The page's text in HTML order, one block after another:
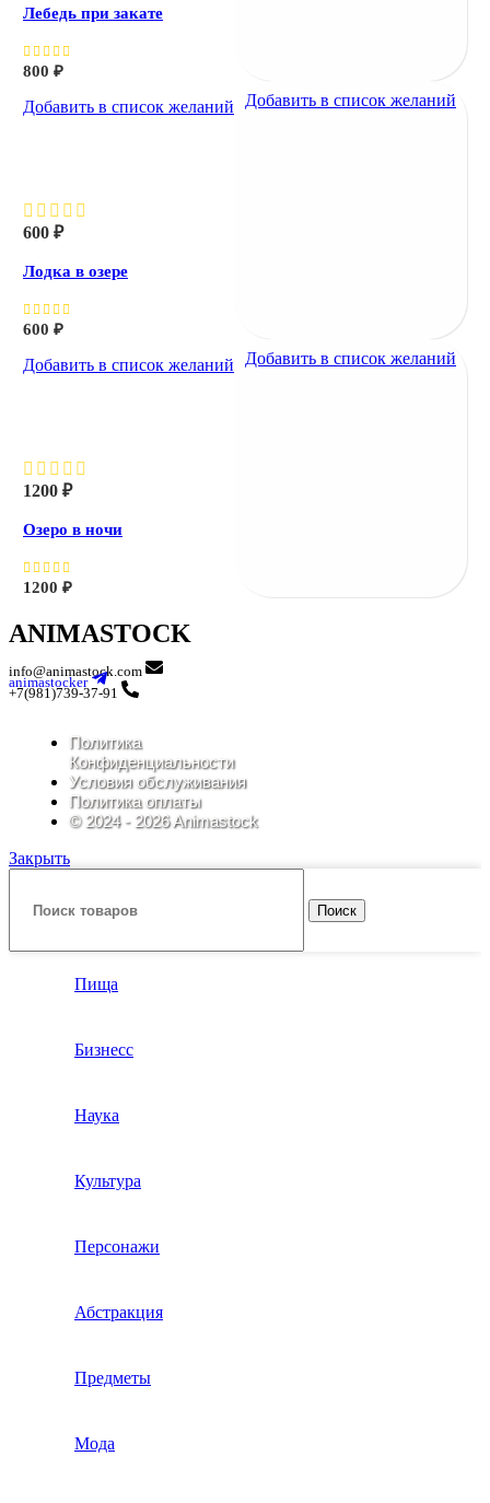
Лебедь при закате
800 ₽
Добавить в список желаний
600 ₽
Лодка в озере
600 ₽
Добавить в список желаний
Добавить в список желаний
1200 ₽
Озеро в ночи
1200 ₽
Добавить в список желаний
ANIMASTOCK
info@animastock.com
animastocker
+7(981)739-37-91
Политика
Конфиденциальности
Условия обслуживания
Политика оплаты
© 2024 - 2026 Animastock
Закрыть
Поиск
Пища
Бизнесс
Наука
Культура
Персонажи
Абстракция
Предметы
Мода